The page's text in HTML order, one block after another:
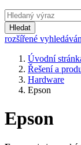
Hledat
rozšířené
Úvodní
Řešení a
Hardware
Epson
Epson